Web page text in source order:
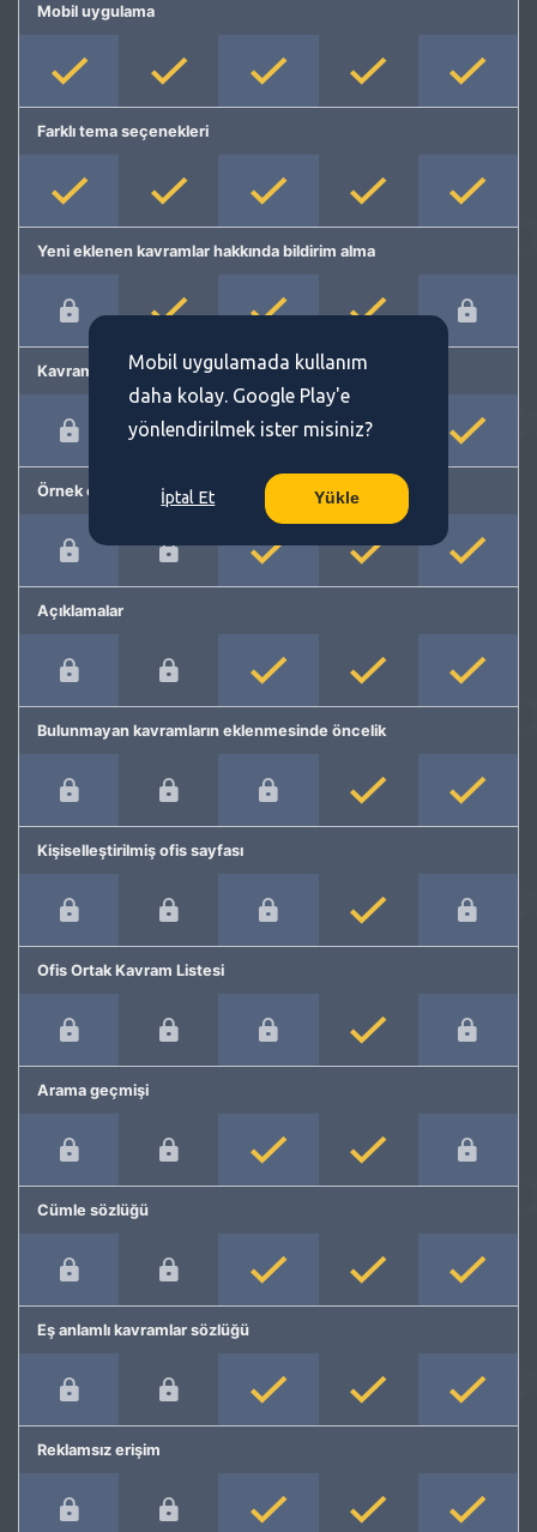
Mobil uygulama
Farklı tema seçenekleri
Yeni eklenen kavramlar hakkında bildirim alma
Kavram önerme
Örnek cümleler
Açıklamalar
Bulunmayan kavramların eklenmesinde öncelik
Kişiselleştirilmiş ofis sayfası
Ofis Ortak Kavram Listesi
Arama geçmişi
Cümle sözlüğü
Eş anlamlı kavramlar sözlüğü
Reklamsız erişim
Mobil uygulamada kullanım
daha kolay. Google Play'e
yönlendirilmek ister misiniz?
İptal Et Yükle